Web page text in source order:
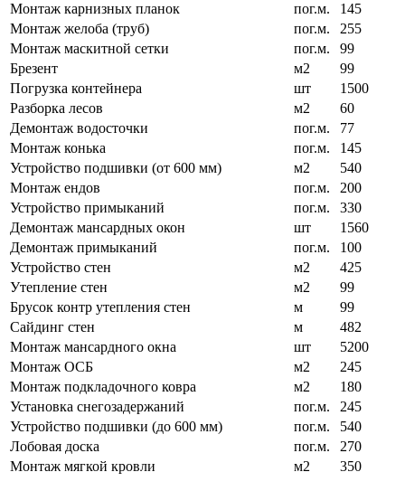
Монтаж карнизных планок
пог.м.
145
Монтаж желоба (труб)
пог.м.
255
Монтаж маскитной сетки
пог.м.
99
Брезент
м2
99
Погрузка контейнера
шт
1500
Разборка лесов
м2
60
Демонтаж водосточки
пог.м.
77
Монтаж конька
пог.м.
145
Устройство подшивки (от 600 мм)
м2
540
Монтаж ендов
пог.м.
200
Устройство примыканий
пог.м.
330
Демонтаж мансардных окон
шт
1560
Демонтаж примыканий
пог.м.
100
Устройство стен
м2
425
Утепление стен
м2
99
Брусок контр утепления стен
м
99
Сайдинг стен
м
482
Монтаж мансардного окна
шт
5200
Монтаж ОСБ
м2
245
Монтаж подкладочного ковра
м2
180
Установка снегозадержаний
пог.м.
245
Устройство подшивки (до 600 мм)
пог.м.
540
Лобовая доска
пог.м.
270
Монтаж мягкой кровли
м2 350